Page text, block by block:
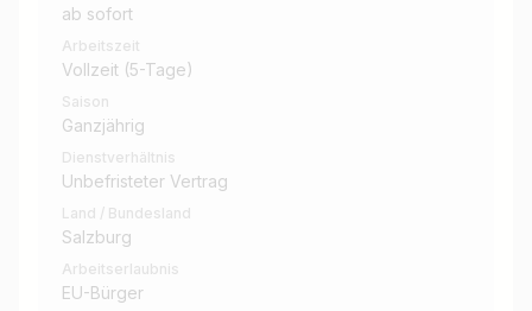
ab sofort
Arbeitszeit
Vollzeit (5-Tage)
Saison
Ganzjährig
Dienstverhältnis
Unbefristeter Vertrag
Land / Bundesland
Salzburg
Arbeitserlaubnis
EU-Bürger